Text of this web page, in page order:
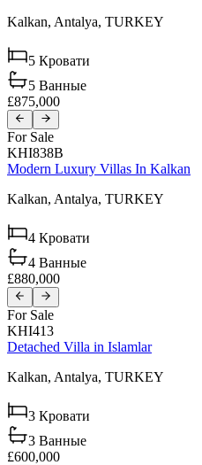
Kalkan, Antalya, TURKEY
5 Кровати
5 Ванные
£875,000
For Sale
KHI838B
Modern Luxury Villas In Kalkan
Kalkan, Antalya, TURKEY
4 Кровати
4 Ванные
£880,000
For Sale
KHI413
Detached Villa in Islamlar
Kalkan, Antalya, TURKEY
3 Кровати
3 Ванные
£600,000